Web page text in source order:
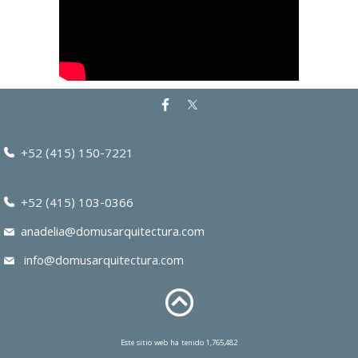
+52 (415) 150-7221
+52 (415) 103-0366
anadelia@domusarquitectura.com
info@domusarquitectura.com
Este sitio web ha tenido 1,765,482